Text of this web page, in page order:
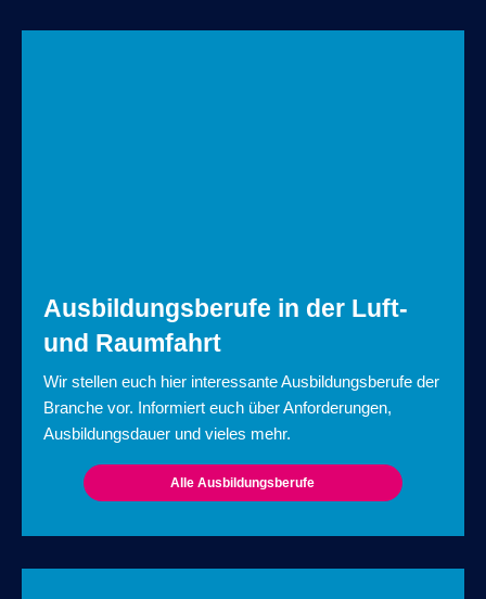
Ausbildungsberufe in der Luft-
und Raumfahrt
Wir stellen euch hier interessante Ausbildungsberufe der
Branche vor. Informiert euch über Anforderungen,
Ausbildungsdauer und vieles mehr.
Alle Ausbildungsberufe